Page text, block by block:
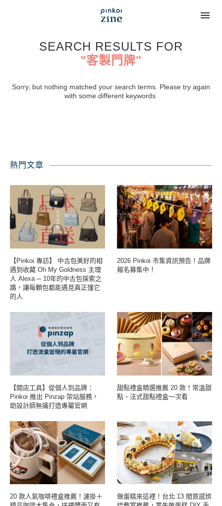
SEARCH RESULTS FOR
"客製門牌"
Sorry, but nothing matched your search terms. Please try again
with some different keywords.
熱門文章
【Pinkoi 專訪】 中古包美好的相
遇到收藏 Oh My Goldness 主理
人 Alexa ─ 10年的中古包探索之
路，讓每顆包都能遇見真正懂它
的人
2026 Pinkoi 市集資訊預告！品牌
報名募集中！
【開店工具】從個人到品牌：
Pinkoi 推出 Pinzap 架站服務，
助設計師無痛打造專屬官網
甜點禮盒精選推薦 20 款！常溫甜
點、法式甜點禮盒一次看
20 款人氣咖啡禮盒推薦！濾掛＋
做蛋糕來這裡！台北 13 間質感烘